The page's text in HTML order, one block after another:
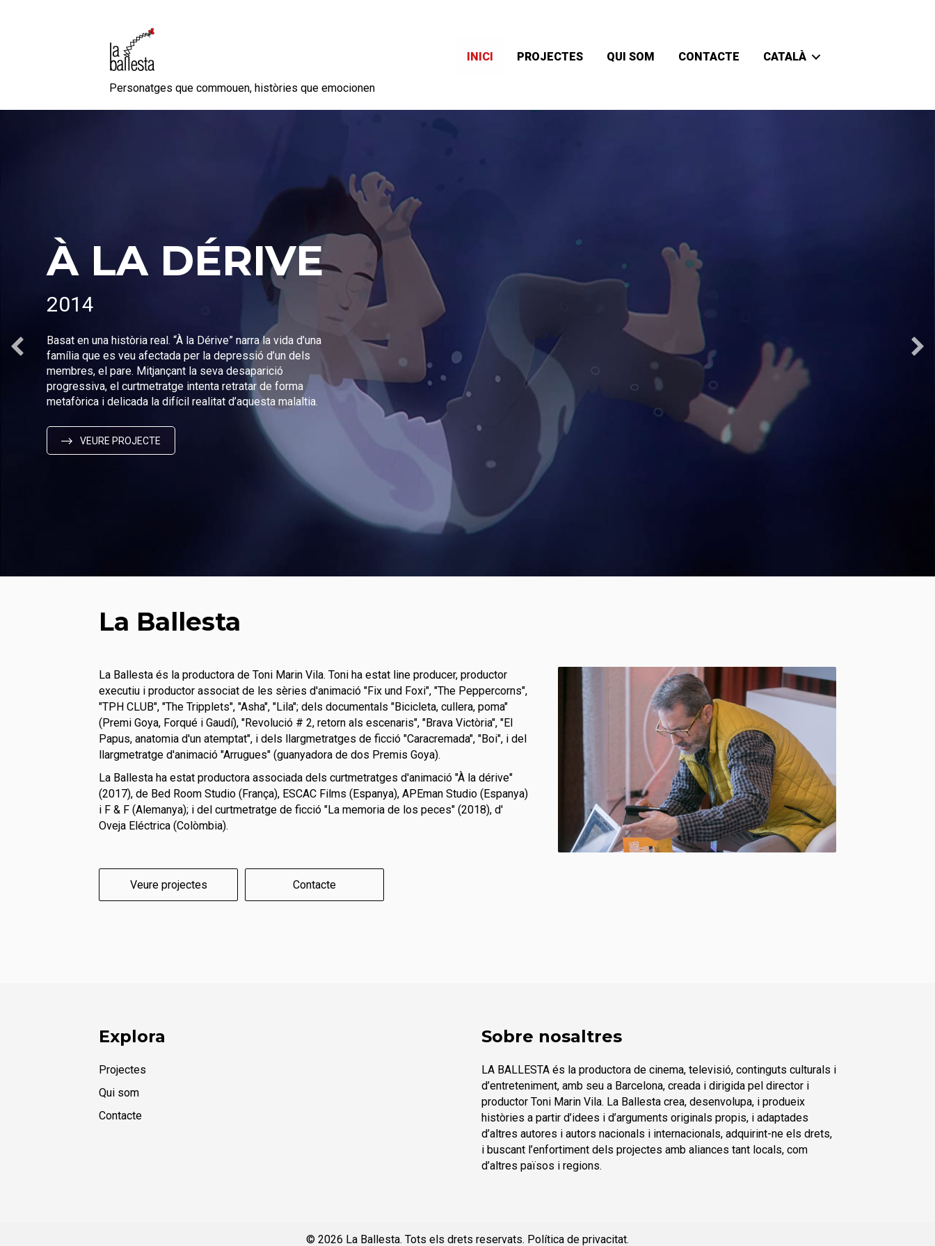
Personatges que commouen, històries que emocionen
INICI PROJECTES QUI SOM CONTACTE CATALÀ
À LA DÉRIVE
2014
Basat en una història real. “À la Dérive” narra la vida d’una
família que es veu afectada per la depressió d’un dels
membres, el pare. Mitjançant la seva desaparició
progressiva, el curtmetratge intenta retratar de forma
metafòrica i delicada la difícil realitat d’aquesta malaltia.
VEURE PROJECTE
La Ballesta
La Ballesta és la productora de Toni Marin Vila. Toni ha estat line producer, productor
executiu i productor associat de les sèries d'animació "Fix und Foxi", "The Peppercorns",
"TPH CLUB", "The Tripplets", "Asha", "Lila"; dels documentals "Bicicleta, cullera, poma"
(Premi Goya, Forqué i Gaudí), "Revolució # 2, retorn als escenaris", "Brava Victòria", "El
Papus, anatomia d'un atemptat", i dels llargmetratges de ficció "Caracremada", "Boi", i del
llargmetratge d'animació "Arrugues" (guanyadora de dos Premis Goya).
La Ballesta ha estat productora associada dels curtmetratges d'animació "À la dérive"
(2017), de Bed Room Studio (França), ESCAC Films (Espanya), APEman Studio (Espanya)
i F & F (Alemanya); i del curtmetratge de ficció "La memoria de los peces" (2018), d'
Oveja Eléctrica (Colòmbia).
Veure projectes Contacte
Explora
Projectes
Qui som
Contacte
Sobre nosaltres
LA BALLESTA és la productora de cinema, televisió, continguts culturals i
d’entreteniment, amb seu a Barcelona, creada i dirigida pel director i
productor Toni Marin Vila. La Ballesta crea, desenvolupa, i produeix
històries a partir d’idees i d’arguments originals propis, i adaptades
d’altres autores i autors nacionals i internacionals, adquirint-ne els drets,
i buscant l’enfortiment dels projectes amb aliances tant locals, com
d’altres països i regions.
© 2026 La Ballesta. Tots els drets reservats. Política de privacitat.